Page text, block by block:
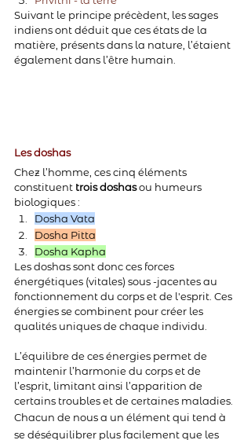
Suivant le principe précèdent, les sages
indiens ont déduit que ces états de la
matière, présents dans la nature, l’étaient
également dans l’être humain.
Les doshas
Chez l’homme, ces cinq éléments
constituent trois doshas ou humeurs
biologiques :
Dosha Vata
Dosha Pitta
Dosha Kapha
Les doshas sont donc ces forces
énergétiques (vitales) sous -jacentes au
fonctionnement du corps et de l'esprit. Ces
énergies se combinent pour créer les
qualités uniques de chaque individu.
L’équilibre de ces énergies permet de
maintenir l’harmonie du corps et de
l’esprit, limitant ainsi l’apparition de
certains troubles et de certaines maladies.
Chacun de nous a un élément qui tend à
se déséquilibrer plus facilement que les